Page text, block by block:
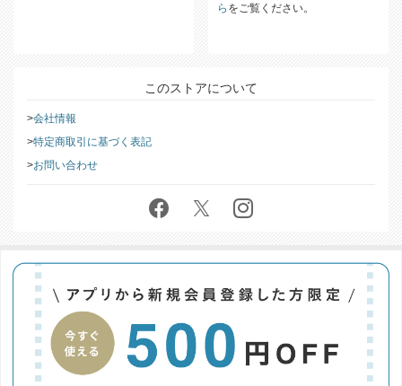
ら をご覧ください。
このストアについて
会社情報
特定商取引に基づく表記
お問い合わせ